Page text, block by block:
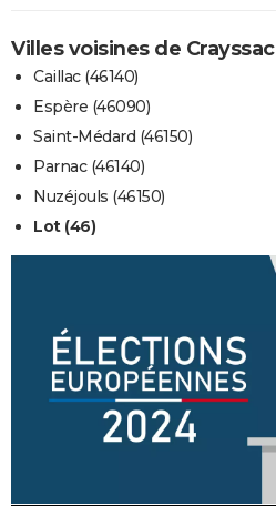
Villes voisines de Crayssac
Caillac (46140)
Espère (46090)
Saint-Médard (46150)
Parnac (46140)
Nuzéjouls (46150)
Lot (46)